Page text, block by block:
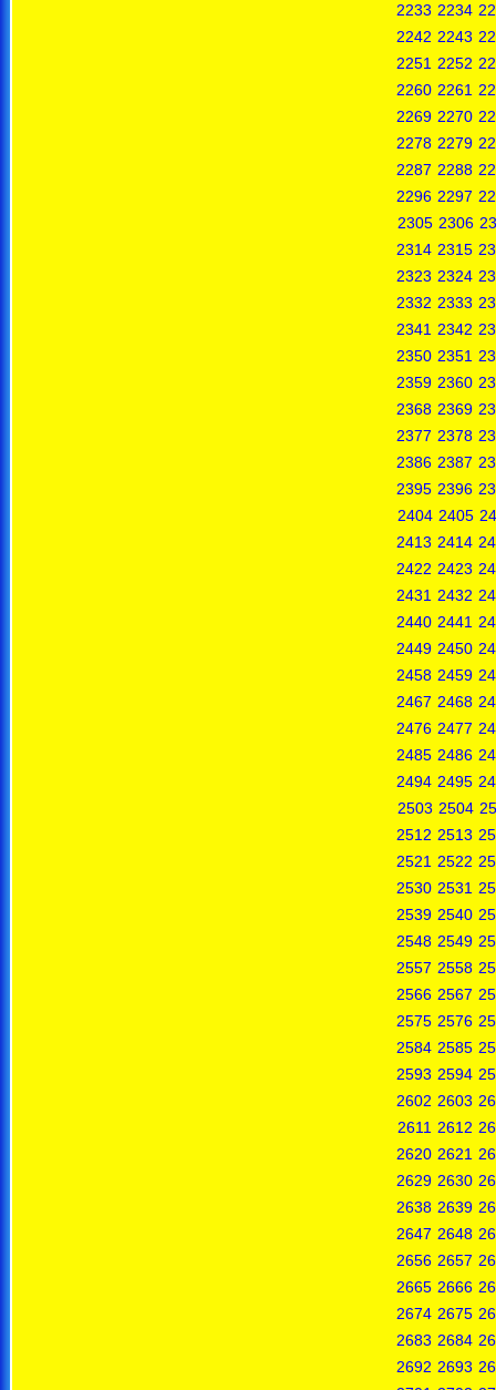
2233 2234
2242 2243
2251 2252
2260 2261
2269 2270
2278 2279
2287 2288
2296 2297
2305 2306
2314 2315
2323 2324
2332 2333
2341 2342
2350 2351
2359 2360
2368 2369
2377 2378
2386 2387
2395 2396
2404 2405
2413 2414
2422 2423
2431 2432
2440 2441
2449 2450
2458 2459
2467 2468
2476 2477
2485 2486
2494 2495
2503 2504
2512 2513
2521 2522
2530 2531
2539 2540
2548 2549
2557 2558
2566 2567
2575 2576
2584 2585
2593 2594
2602 2603
2611 2612
2620 2621
2629 2630
2638 2639
2647 2648
2656 2657
2665 2666
2674 2675
2683 2684
2692 2693